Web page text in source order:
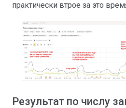
практически втрое за это
Результат по числу